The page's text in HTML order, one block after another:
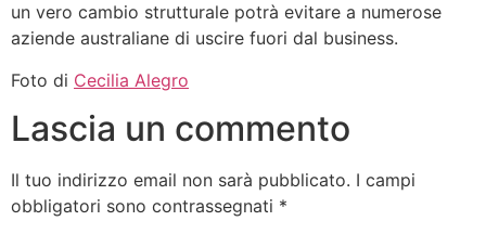
un vero cambio strutturale potrà evitare a numerose
aziende australiane di uscire fuori dal business.
Foto di Cecilia Alegro
Lascia un commento
Il tuo indirizzo email non sarà pubblicato. I campi
obbligatori sono contrassegnati *